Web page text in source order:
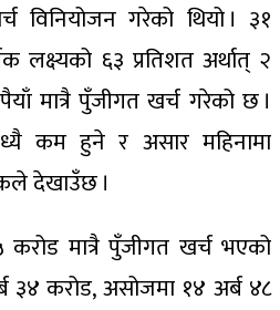
विनियोजन गरेको थियो । ३१
लक्ष्यको ६३ प्रतिशत अर्थात् २
मात्रै पुँजीगत खर्च गरेको छ ।
कम हुने र असार महिनामा
देखाउँछ ।
मात्रै पुँजीगत खर्च भएको
३४ करोड, असोजमा १४ अर्ब ४८